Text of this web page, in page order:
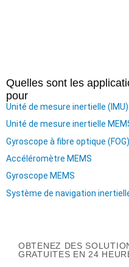
Quelles sont les
pour
Unité de mesure inertielle (IMU)
Unité de mesure inertielle
Gyroscope à fibre optique (FOG)
Accéléromètre MEMS
Gyroscope MEMS
Système de navigation
OBTENEZ DES
GRATUITES EN 24